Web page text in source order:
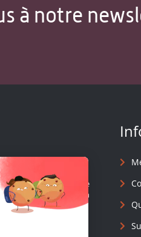
à notre
Sciences de l'Homme
des connaissances en